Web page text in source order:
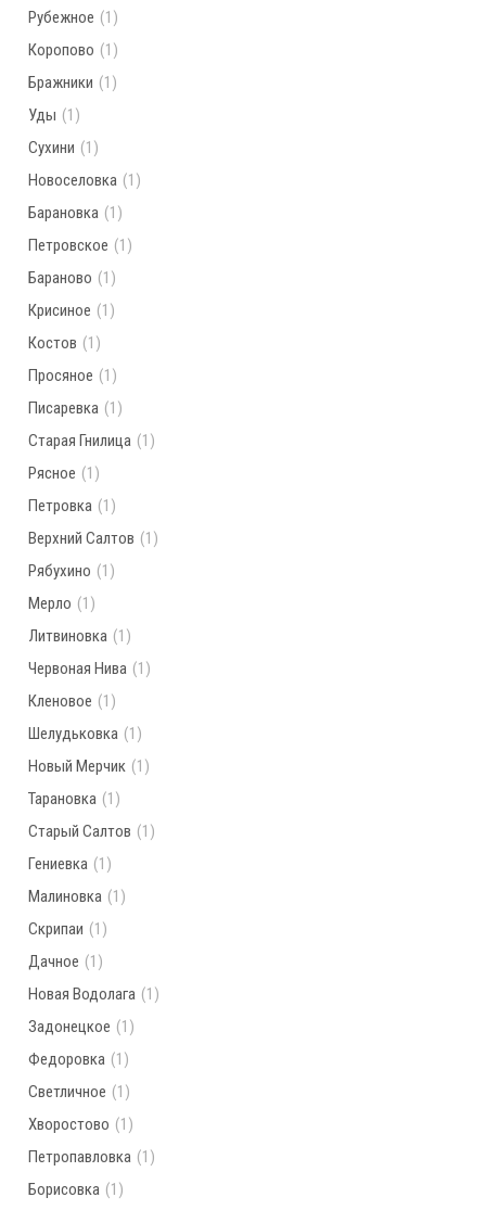
Рубежное (1)
Коропово (1)
Бражники (1)
Уды (1)
Сухини (1)
Новоселовка (1)
Барановка (1)
Петровское (1)
Бараново (1)
Крисиное (1)
Костов (1)
Просяное (1)
Писаревка (1)
Старая Гнилица (1)
Рясное (1)
Петровка (1)
Верхний Салтов (1)
Рябухино (1)
Мерло (1)
Литвиновка (1)
Червоная Нива (1)
Кленовое (1)
Шелудьковка (1)
Новый Мерчик (1)
Тарановка (1)
Старый Салтов (1)
Гениевка (1)
Малиновка (1)
Скрипаи (1)
Дачное (1)
Новая Водолага (1)
Задонецкое (1)
Федоровка (1)
Светличное (1)
Хворостово (1)
Петропавловка (1)
Борисовка (1)